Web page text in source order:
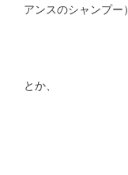
アンスのシャンプー）
とか、